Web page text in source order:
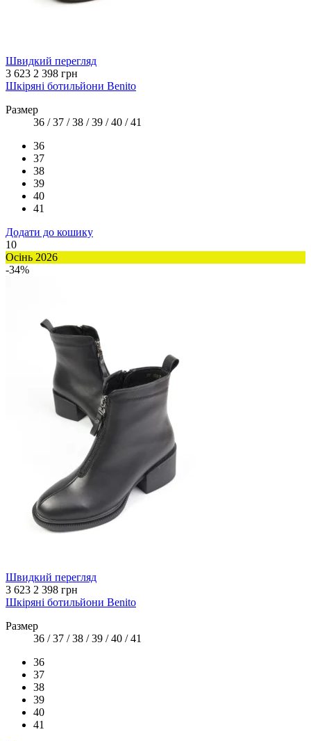
Швидкий перегляд
3 623 2 398 грн
Шкіряні ботильйони Benito
Размер
36 / 37 / 38 / 39 / 40 / 41
36
37
38
39
40
41
Додати до кошику
10
Осінь 2026
-34%
Швидкий перегляд
3 623 2 398 грн
Шкіряні ботильйони Benito
Размер
36 / 37 / 38 / 39 / 40 / 41
36
37
38
39
40
41